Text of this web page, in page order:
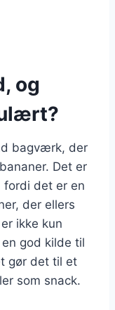
og
bagværk, der
Det er
fordi det er en
der ellers
ikke kun
god kilde til
gør det til et
som snack.